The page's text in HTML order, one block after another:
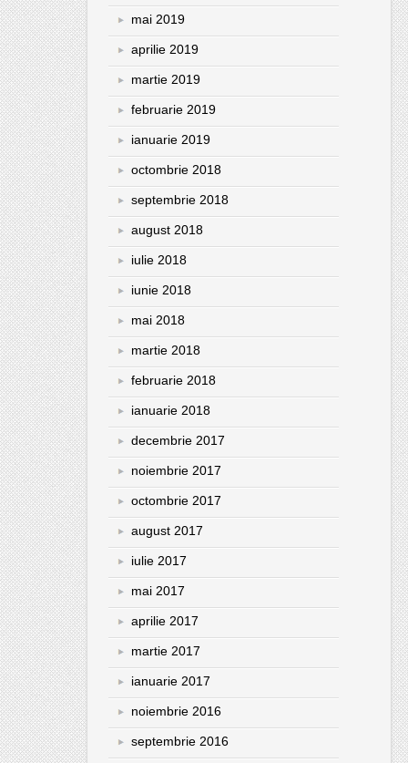
mai 2019
aprilie 2019
martie 2019
februarie 2019
ianuarie 2019
octombrie 2018
septembrie 2018
august 2018
iulie 2018
iunie 2018
mai 2018
martie 2018
februarie 2018
ianuarie 2018
decembrie 2017
noiembrie 2017
octombrie 2017
august 2017
iulie 2017
mai 2017
aprilie 2017
martie 2017
ianuarie 2017
noiembrie 2016
septembrie 2016